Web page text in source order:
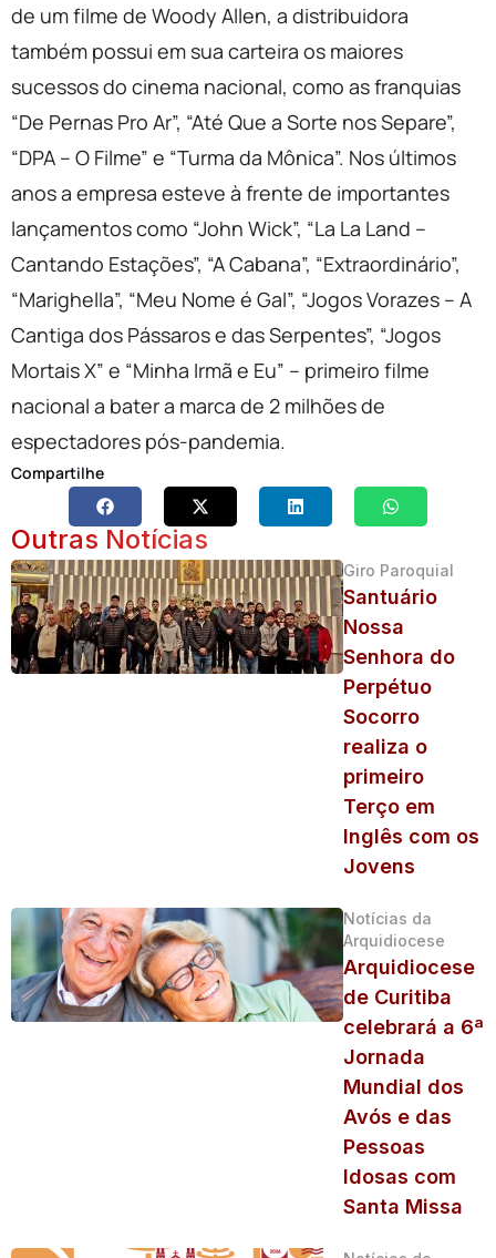
de um filme de Woody Allen, a distribuidora
também possui em sua carteira os maiores
sucessos do cinema nacional, como as franquias
“De Pernas Pro Ar”, “Até Que a Sorte nos Separe”,
“DPA – O Filme” e “Turma da Mônica”. Nos últimos
anos a empresa esteve à frente de importantes
lançamentos como “John Wick”, “La La Land –
Cantando Estações”, “A Cabana”, “Extraordinário”,
“Marighella”, “Meu Nome é Gal”, “Jogos Vorazes – A
Cantiga dos Pássaros e das Serpentes”, “Jogos
Mortais X” e “Minha Irmã e Eu” – primeiro filme
nacional a bater a marca de 2 milhões de
espectadores pós-pandemia.
Compartilhe
Outras Notícias
Giro Paroquial
Santuário
Nossa
Senhora do
Perpétuo
Socorro
realiza o
primeiro
Terço em
Inglês com os
Jovens
Notícias da
Arquidiocese
Arquidiocese
de Curitiba
celebrará a 6ª
Jornada
Mundial dos
Avós e das
Pessoas
Idosas com
Santa Missa